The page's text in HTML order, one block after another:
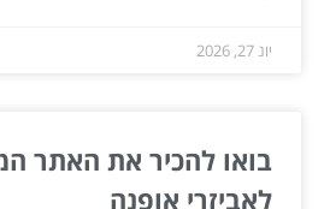
יונ 27, 2026
בואו להכיר את האתר
לאביזרי אופנה